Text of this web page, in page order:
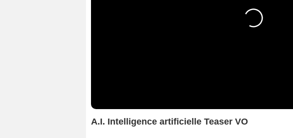
A.I. Intelligence artificielle Teaser VO